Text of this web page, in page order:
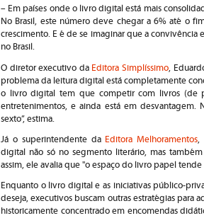
– Em países onde o livro digital está mais
No Brasil, este número deve chegar a 6% até o
crescimento. E é de se imaginar que a
no Brasil.
O diretor executivo da Editora Simplíssimo,
problema da leitura digital está completamente
o livro digital tem que competir com livros (de
entretenimentos, e ainda está em
sexto”, estima.
Já o superintendente daEditora Melhoramentos,
digital não só no segmento literário, mas
assim, ele avalia que "o espaço do livro papel tende
Enquanto o livro digital e as iniciativas público-
deseja, executivos buscam outras estratégias para
historicamente concentrado em encomendas